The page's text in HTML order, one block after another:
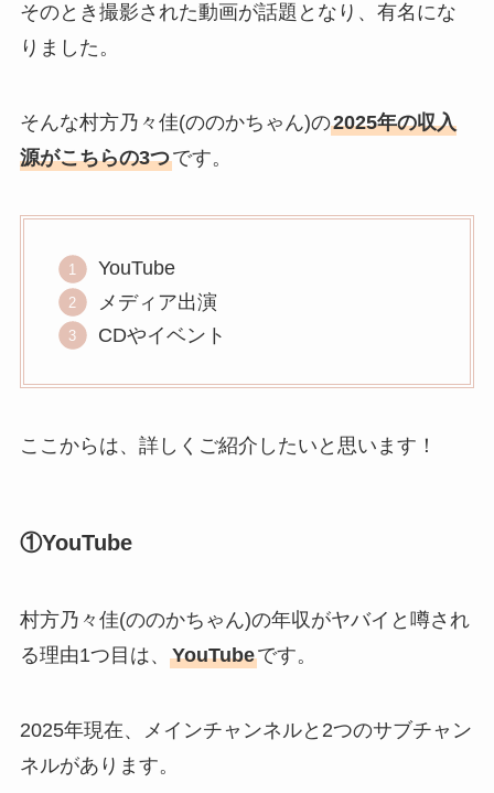
そのとき撮影された動画が話題となり、有名にな
りました。
そんな村方乃々佳(ののかちゃん)の2025年の収入
源がこちらの3つです。
YouTube
メディア出演
CDやイベント
ここからは、詳しくご紹介したいと思います！
①YouTube
村方乃々佳(ののかちゃん)の年収がヤバイと噂され
る理由1つ目は、 YouTubeです。
2025年現在、メインチャンネルと2つのサブチャン
ネルがあります。